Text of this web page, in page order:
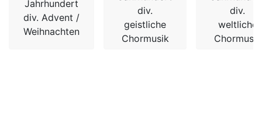
Jahrhundert
div. Advent /
Weihnachten
div.
geistliche
Chormusik
div.
weltliche
Chormusik